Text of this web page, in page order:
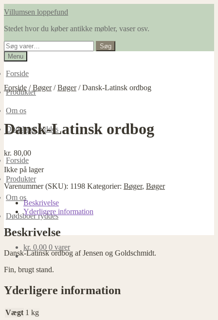
Spring
navigation
Spring
indhold
Villumsen loppefund
Stedet hvor du køber antikke møbler, vaser osv.
Søg
efter:
Søg
Menu
Forside
Produkter
Om os
Dødsboer ryddes
Forside
Produkter
Om os
Dødsboer ryddes
kr. 0,00 0 varer
Forside /Bøger/Bøger/Dansk-Latinsk ordbog
Dansk-Latinsk ordbog
kr. 80,00
Ikke på lager
Varenummer (SKU): 1198 Kategorier: Bøger, Bøger
Beskrivelse
Yderligere information
Beskrivelse
Dansk-Latinsk ordbog af Jensen og Goldschmidt.
Fin, brugt stand.
Yderligere information
Vægt 1 kg